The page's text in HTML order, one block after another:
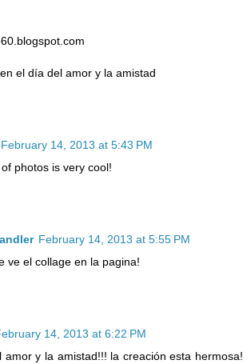
el día del amor y la amistad
February 14, 2013 at 5:43 PM
photos is very cool!
February 14, 2013 at 5:55 PM
ve el collage en la pagina!
14, 2013 at 6:22 PM
amor y la amistad!!! la creación esta hermosa!